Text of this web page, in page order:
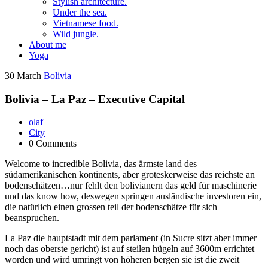
Under the sea.
Vietnamese food.
Wild jungle.
About me
Yoga
30 March Bolivia
Bolivia – La Paz – Executive Capital
olaf
City
0 Comments
Welcome to incredible Bolivia, das ärmste land des
südamerikanischen kontinents, aber groteskerweise das reichste an
bodenschätzen…nur fehlt den bolivianern das geld für maschinerie
und das know how, deswegen springen ausländische investoren ein,
die natürlich einen grossen teil der bodenschätze für sich
beanspruchen.
La Paz die hauptstadt mit dem parlament (in Sucre sitzt aber immer
noch das oberste gericht) ist auf steilen hügeln auf 3600m errichtet
worden und wird umringt von höheren bergen sie ist die zweit